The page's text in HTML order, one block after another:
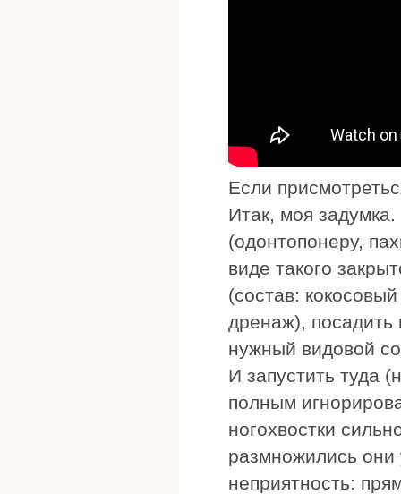
Если
Итак, моя
(одонтопонеру,
виде такого
(состав:
дренаж), посадить
нужный видовой
И запустить туда
полным
ногохвостки
размножились они
неприятность: